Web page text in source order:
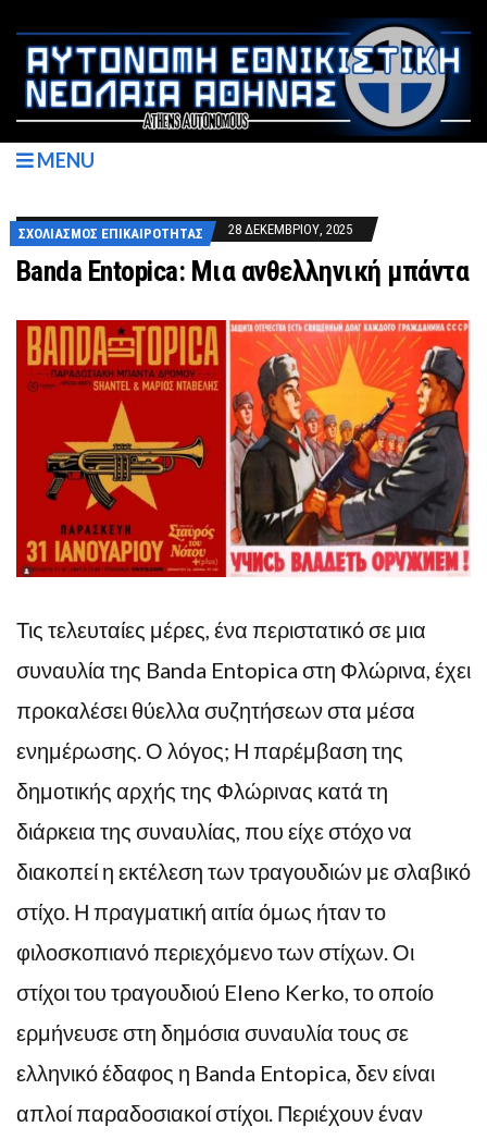
MENU
ΣΧΟΛΙΑΣΜΌΣ ΕΠΙΚΑΙΡΌΤΗΤΑΣ 28 ΔΕΚΕΜΒΡΊΟΥ, 2025
Banda Entopica: Μια ανθελληνική μπάντα
Τις τελευταίες μέρες, ένα περιστατικό σε μια
συναυλία της Banda Entopica στη Φλώρινα, έχει
προκαλέσει θύελλα συζητήσεων στα μέσα
ενημέρωσης. Ο λόγος; Η παρέμβαση της
δημοτικής αρχής της Φλώρινας κατά τη
διάρκεια της συναυλίας, που είχε στόχο να
διακοπεί η εκτέλεση των τραγουδιών με σλαβικό
στίχο. Η πραγματική αιτία όμως ήταν το
φιλοσκοπιανό περιεχόμενο των στίχων. Οι
στίχοι του τραγουδιού Eleno Kerko, το οποίο
ερμήνευσε στη δημόσια συναυλία τους σε
ελληνικό έδαφος η Banda Entopica, δεν είναι
απλοί παραδοσιακοί στίχοι. Περιέχουν έναν